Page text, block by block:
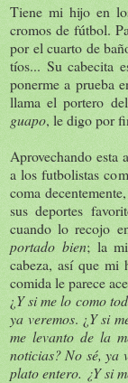
Tiene mi hijo en
cromos de fútbol.
por el cuarto de
tíos... Su cabecita
ponerme a prueba
llama el portero
guapo, le digo por
Aprovechando
a los futbolistas
coma
sus deportes
cuando lo recojo
portado bien; la
cabeza, así que mi
comida le parece
¿Y si me lo como
ya veremos. ¿Y si
me levanto de la
noticias? No sé, ya
plato entero. ¿Y si